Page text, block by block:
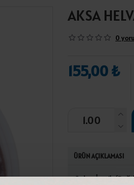
AKSA
0
155,00 ₺
ÜRÜN AÇIKLAMASI
Şeker,İrmik